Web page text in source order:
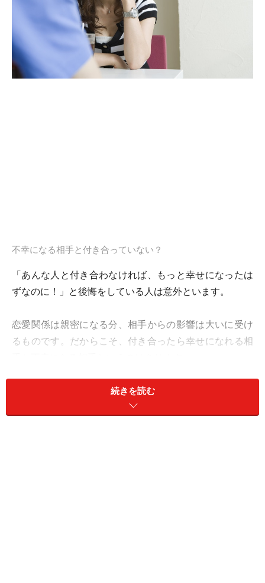
不幸になる相手と付き合っていない？
「あんな人と付き合わなければ、もっと幸せになったは
ずなのに！」と後悔をしている人は意外といます。
恋愛関係は親密になる分、相手からの影響は大いに受け
るものです。だからこそ、付き合ったら幸せになれる相
では、付き合ったら不幸になる相手とは、どういうタイ
続きを読む